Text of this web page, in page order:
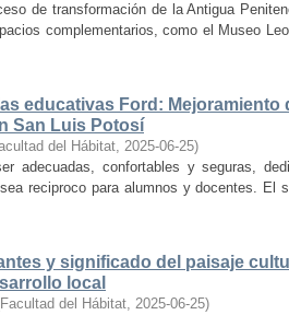
de transformación de la Antigua
complementarios, como el Museo
educativas Ford:
San Luis Potosí
del Hábitat, 2025-06-25)
adecuadas, confortables y seguras,
reciproco para alumnos y docentes. El
y significado del paisaje
local
Facultad del Hábitat, 2025-06-25)